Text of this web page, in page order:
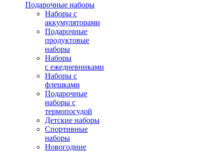
Подарочные наборы
Наборы с
аккумуляторами
Подарочные
продуктовые
наборы
Наборы
с ежедневниками
Наборы с
флешками
Подарочные
наборы с
термопосудой
Детские наборы
Спортивные
наборы
Новогодние